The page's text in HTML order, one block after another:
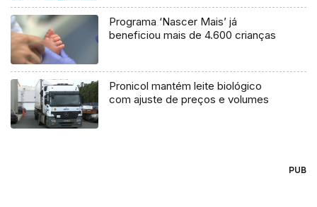
Programa ‘Nascer Mais’ já
beneficiou mais de 4.600 crianças
Pronicol mantém leite biológico
com ajuste de preços e volumes
PUB